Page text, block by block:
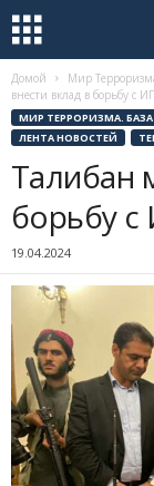
Домой Мир
внести вклад в борьбу с
МИР ТЕРРОРИЗМА.
ЛЕНТА НОВОСТЕЙ
Талибан
борьбу
19.04.2024